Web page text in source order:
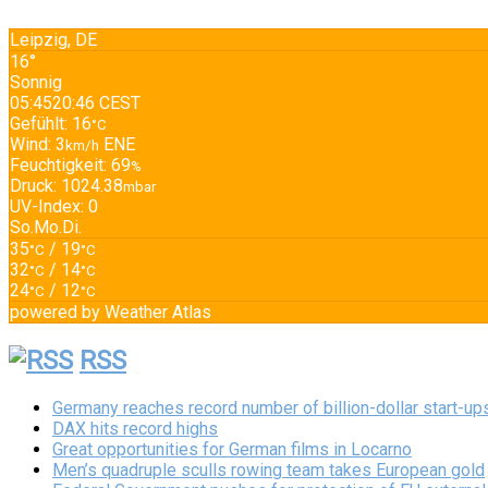
Leipzig, DE
16°
Sonnig
05:4520:46 CEST
Gefühlt: 16°C
Wind: 3 km/h ENE
Feuchtigkeit: 69%
Druck: 1024.38mbar
UV-Index: 0
So.Mo.Di.
35°C / 19°C
32°C / 14°C
24°C / 12°C
powered by Weather Atlas
RSS
Germany reaches record number of billion-dollar start-
DAX hits record highs
Great opportunities for German films in Locarno
Men’s quadruple sculls rowing team takes European gold